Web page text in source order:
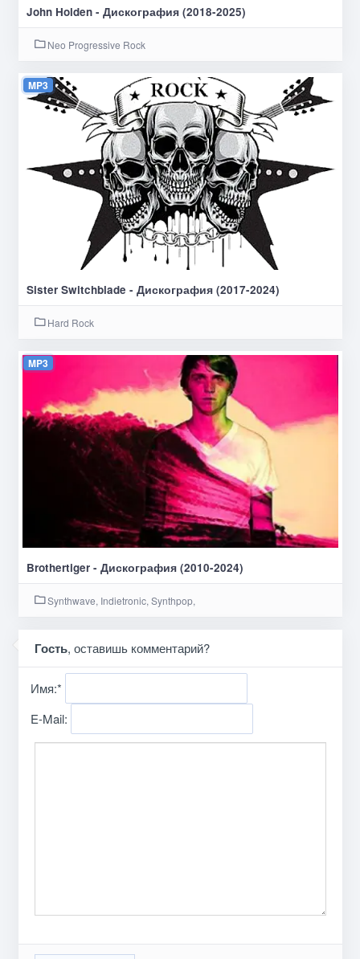
John Holden - Дискография (2018-2025)
Neo Progressive Rock
MP3
Sister Switchblade - Дискография (2017-2024)
Hard Rock
MP3
Brothertiger - Дискография (2010-2024)
Synthwave, Indietronic, Synthpop,
Гость, оставишь комментарий?
Имя:*
E-Mail: